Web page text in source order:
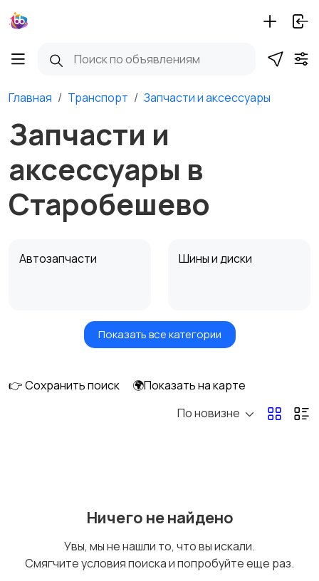
Главная Транспорт Запчасти и аксессуары
Запчасти и
аксессуары в
Старобешево
Автозапчасти Шины и диски
Масла и автохимия
Автоэлектроника и
Аудио и видео
фаркопы
Показать все категории
👉 Сохранить поиск
🌍Показать на карте
По новизне
Ничего не найдено
Увы, мы не нашли то, что вы искали.
Смягчите условия поиска и попробуйте еще раз.